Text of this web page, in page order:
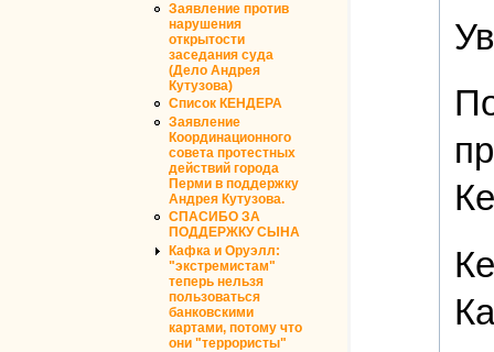
Заявление против
нарушения
открытости
заседания суда
(Дело Андрея
Кутузова)
Список КЕНДЕРА
Заявление
Координационного
совета протестных
действий города
Перми в поддержку
Андрея Кутузова.
СПАСИБО ЗА
ПОДДЕРЖКУ СЫНА
Кафка и Оруэлл:
"экстремистам"
теперь нельзя
пользоваться
банковскими
картами, потому что
они "террористы"